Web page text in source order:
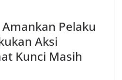
Pelaku
Aksi
Kunci Masih